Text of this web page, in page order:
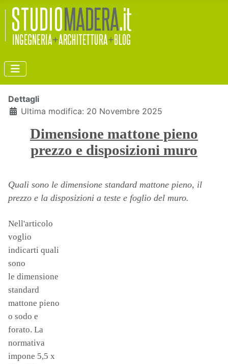
Dettagli
Ultima modifica: 20 Novembre 2025
Dimensione mattone pieno
prezzo e disposizioni muro
Quali sono le dimensione standard mattone pieno, il
prezzo e la disposizioni a teste e foglio del muro.
Nell'articolo
voglio
indicarti quali
sono
le dimensione
standard
mattone pieno
o sodo e
forato. La
normativa
impone 5,5 x